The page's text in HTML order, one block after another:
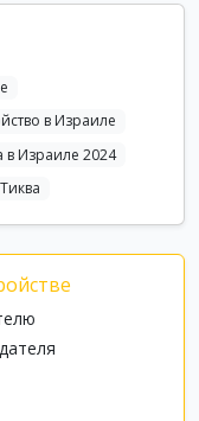
в Израиле
в Израиле 2024